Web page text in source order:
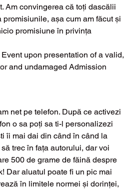
Am convingerea că toți dascălii
așa cum am făcut și
promisiune în privința
upon presentation of a valid,
and undamaged Admission
o sa poți sa ti-l personalizezi
îi mai dai din când în când la
trec în fața autorului, dar voi
500 de grame de făină despre
Dar aluatul poate fi un pic mai
în limitele normei și dorinței,